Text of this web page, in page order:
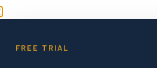
FREE TRIAL